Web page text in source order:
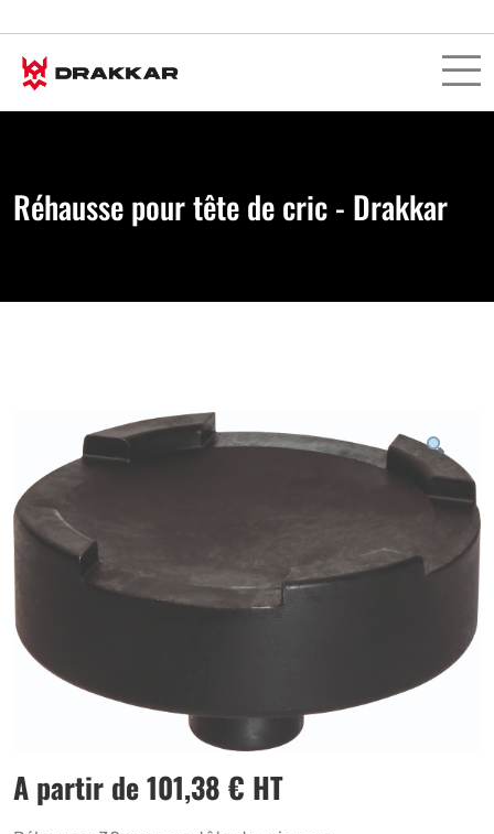
Réhausse pour tête de cric - Drakkar
A partir de101,38 € HT